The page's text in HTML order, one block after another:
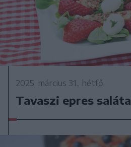
2025. március 31., hétfő
Tavaszi epres saláta